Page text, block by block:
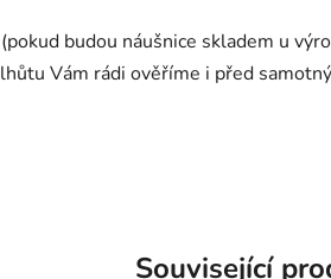
budou náušnice skladem u
Vám rádi ověříme i před
Související